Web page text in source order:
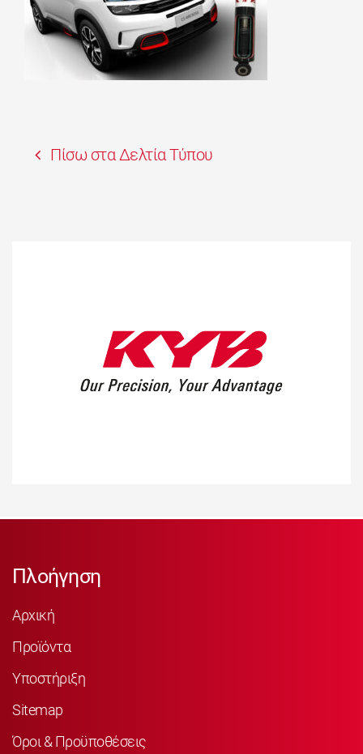
Πίσω στα Δελτία Τύπου
Πλοήγηση
Αρχική
Προϊόντα
Υποστήριξη
Sitemap
Όροι & Προϋποθέσεις